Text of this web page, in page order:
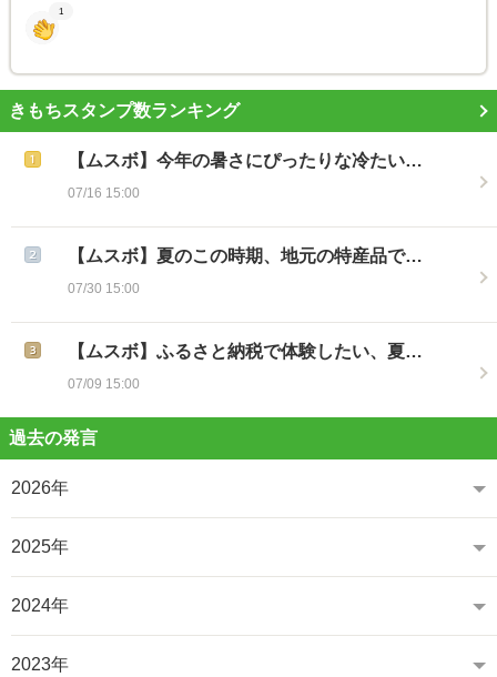
1
きもちスタンプ数ランキング
【ムスボ】今年の暑さにぴったりな冷たい…
07/16 15:00
【ムスボ】夏のこの時期、地元の特産品で…
07/30 15:00
【ムスボ】ふるさと納税で体験したい、夏…
07/09 15:00
過去の発言
2026年
2025年
2024年
2023年